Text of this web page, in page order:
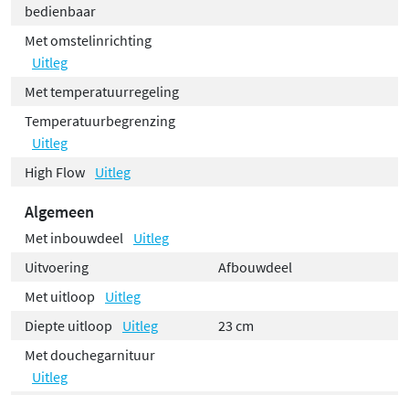
bedienbaar
Met omstelinrichting
Uitleg
Met temperatuurregeling
Temperatuurbegrenzing
Uitleg
High Flow Uitleg
Algemeen
Met inbouwdeel
Uitleg
Uitvoering
Afbouwdeel
Met uitloop
Uitleg
Diepte uitloop
Uitleg
23 cm
Met douchegarnituur
Uitleg